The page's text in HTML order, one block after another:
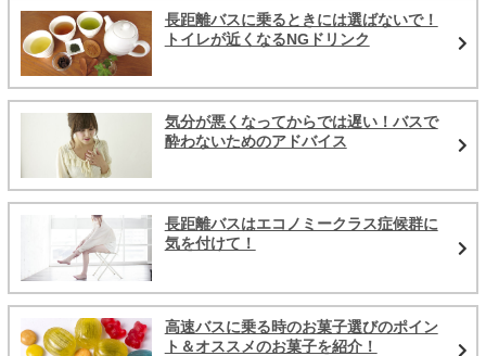
長距離バスに乗るときには選ばないで！
トイレが近くなるNGドリンク
気分が悪くなってからでは遅い！バスで
酔わないためのアドバイス
長距離バスはエコノミークラス症候群に
気を付けて！
高速バスに乗る時のお菓子選びのポイン
ト＆オススメのお菓子を紹介！